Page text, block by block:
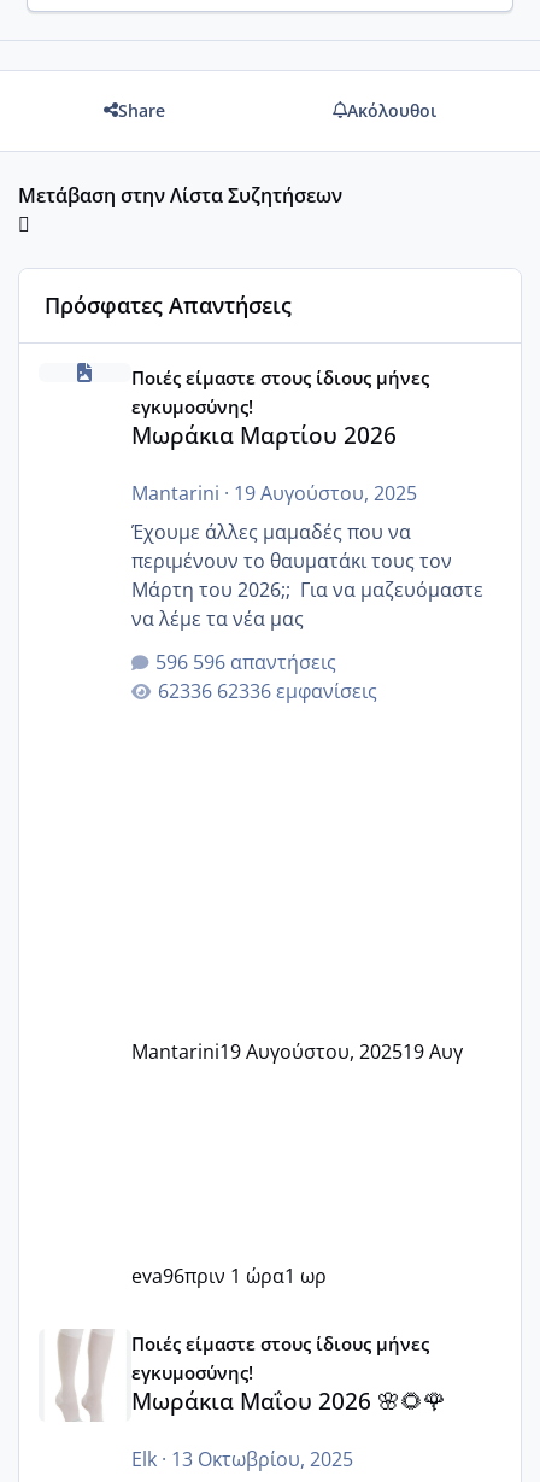
Share Ακόλουθοι
Μετάβαση στην Λίστα Συζητήσεων
Πρόσφατες Απαντήσεις
Μωράκια Μαρτίου 2026
Ποιές είμαστε στους ίδιους μήνες
εγκυμοσύνης!
Μωράκια Μαρτίου 2026
Mantarini · 19 Αυγούστου, 2025
Έχουμε άλλες μαμαδές που να
περιμένουν το θαυματάκι τους τον
Μάρτη του 2026;; Για να μαζευόμαστε
να λέμε τα νέα μας
596 απαντήσεις
62336 εμφανίσεις
Mantarini19 Αυγούστου, 202519 Αυγ
eva96πριν 1 ώρα1 ωρ
Μωράκια Μαΐου 2026 🌸🌻🌹
Ποιές είμαστε στους ίδιους μήνες
εγκυμοσύνης!
Μωράκια Μαΐου 2026 🌸🌻🌹
Elk· 13 Οκτωβρίου, 2025